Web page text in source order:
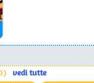
vedi tutte